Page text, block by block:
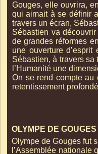
Gouges, elle ouvrira,
qui aimait à se définir
travers un écran,
Sébastien va
de grandes réformes
une ouverture
Sébastien, à travers
l’Humanité une
On se rend compte au
retentissement
OLYMPE DE GOUGES
Olympe de Gouges fut
l’Assemblée